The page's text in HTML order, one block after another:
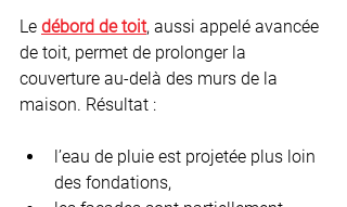
Le débord de toit, aussi appelé avancée
de toit, permet de prolonger la
couverture au-delà des murs de la
maison. Résultat :
l’eau de pluie est projetée plus loin
des fondations,